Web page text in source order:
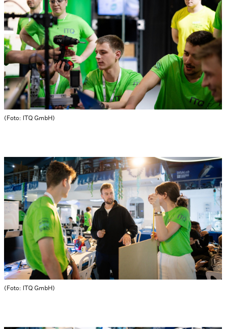
(Foto: ITQ GmbH)
(Foto: ITQ GmbH)